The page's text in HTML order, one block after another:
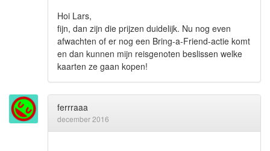
Hoi Lars,
fijn, dan zijn die prijzen duidelijk. Nu nog even
afwachten of er nog een Bring-a-Friend-actie komt
en dan kunnen mijn reisgenoten beslissen welke
kaarten ze gaan kopen!
ferrraaa
december 2016